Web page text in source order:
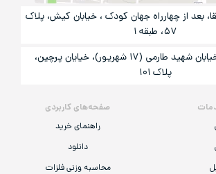
صفحه‌های کاربردی
راهنمای خرید
دانلود
محاسبه وزنی فلزات
بعد از چهارراه جهان کودک ، خیابان کیش، پلاک
۵۷، طبقه ۱
تهران، شادآباد، خیابان شهید طارمی (۱۷ شهریور)، خیایان پرچین،
پلاک ۱۰۱